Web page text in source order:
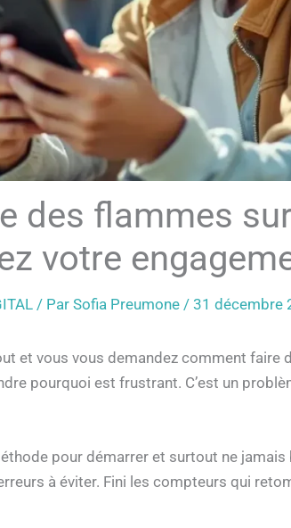
des flammes
votre
/ Par Sofia Preumone / 31 décembre
et vous vous demandez comment faire
pourquoi est frustrant. C’est un
pour démarrer et surtout ne
à éviter. Fini les compteurs qui